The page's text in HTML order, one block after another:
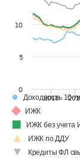
2018
0
5
10
● Доходность 10-
◆ ИЖК
◼ ИЖК без
▲ ИЖК по ДДУ
▼ Кредиты ФЛ